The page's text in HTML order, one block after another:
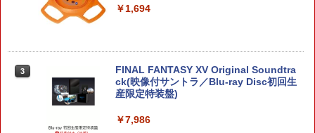
ニンテンドープリペイド番号 9000円|オ
ンラインコード版
トローラー ミッドナイト ブラック(CFI-
【純正品】Xbox ワイヤレス コントロー
￥7,681
【純正品】Xbox 充電式バッテリー + US
B-C ケーブル
￥3,964
3
劇場版「鬼滅の刃」無限城編 第一章 猗
窩座再来 通常版 [DVD]
あつまれ どうぶつの森 Nintendo Swit
ch 2 Edition
￥6,199
Marvel's Spider-Man 2
用可
【中古】スーパーマリオメーカー 2 -Swi
tch
￥3,596
￥1,694
3
FINAL FANTASY XV Original Soundtra
ck(映像付サントラ／Blu-ray Disc初回生
産限定特装盤)
￥7,986